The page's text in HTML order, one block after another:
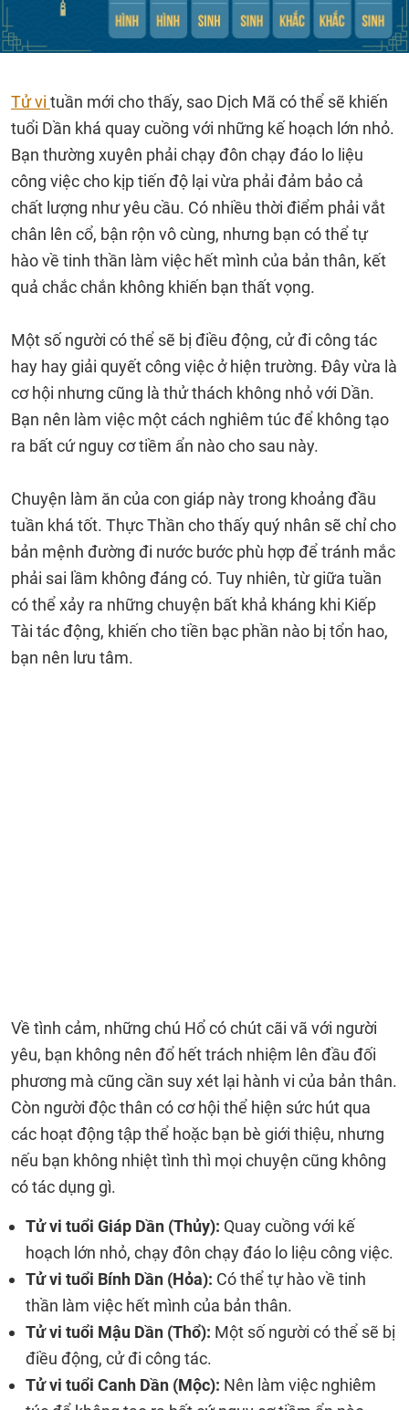
Tử vi tuần mới cho thấy, sao Dịch Mã có thể sẽ khiến
tuổi Dần khá quay cuồng với những kế hoạch lớn nhỏ.
Bạn thường xuyên phải chạy đôn chạy đáo lo liệu
công việc cho kịp tiến độ lại vừa phải đảm bảo cả
chất lượng như yêu cầu. Có nhiều thời điểm phải vắt
chân lên cổ, bận rộn vô cùng, nhưng bạn có thể tự
hào về tinh thần làm việc hết mình của bản thân, kết
quả chắc chắn không khiến bạn thất vọng.
Một số người có thể sẽ bị điều động, cử đi công tác
hay hay giải quyết công việc ở hiện trường. Đây vừa là
cơ hội nhưng cũng là thử thách không nhỏ với Dần.
Bạn nên làm việc một cách nghiêm túc để không tạo
ra bất cứ nguy cơ tiềm ẩn nào cho sau này.
Chuyện làm ăn của con giáp này trong khoảng đầu
tuần khá tốt. Thực Thần cho thấy quý nhân sẽ chỉ cho
bản mệnh đường đi nước bước phù hợp để tránh mắc
phải sai lầm không đáng có. Tuy nhiên, từ giữa tuần
có thể xảy ra những chuyện bất khả kháng khi Kiếp
Tài tác động, khiến cho tiền bạc phần nào bị tổn hao,
bạn nên lưu tâm.
Về tình cảm, những chú Hổ có chút cãi vã với người
yêu, bạn không nên đổ hết trách nhiệm lên đầu đối
phương mà cũng cần suy xét lại hành vi của bản thân.
Còn người độc thân có cơ hội thể hiện sức hút qua
các hoạt động tập thể hoặc bạn bè giới thiệu, nhưng
nếu bạn không nhiệt tình thì mọi chuyện cũng không
có tác dụng gì.
Tử vi tuổi Giáp Dần (Thủy): Quay cuồng với kế
hoạch lớn nhỏ, chạy đôn chạy đáo lo liệu công việc.
Tử vi tuổi Bính Dần (Hỏa): Có thể tự hào về tinh
thần làm việc hết mình của bản thân.
Tử vi tuổi Mậu Dần (Thổ): Một số người có thể sẽ bị
điều động, cử đi công tác.
Tử vi tuổi Canh Dần (Mộc): Nên làm việc nghiêm